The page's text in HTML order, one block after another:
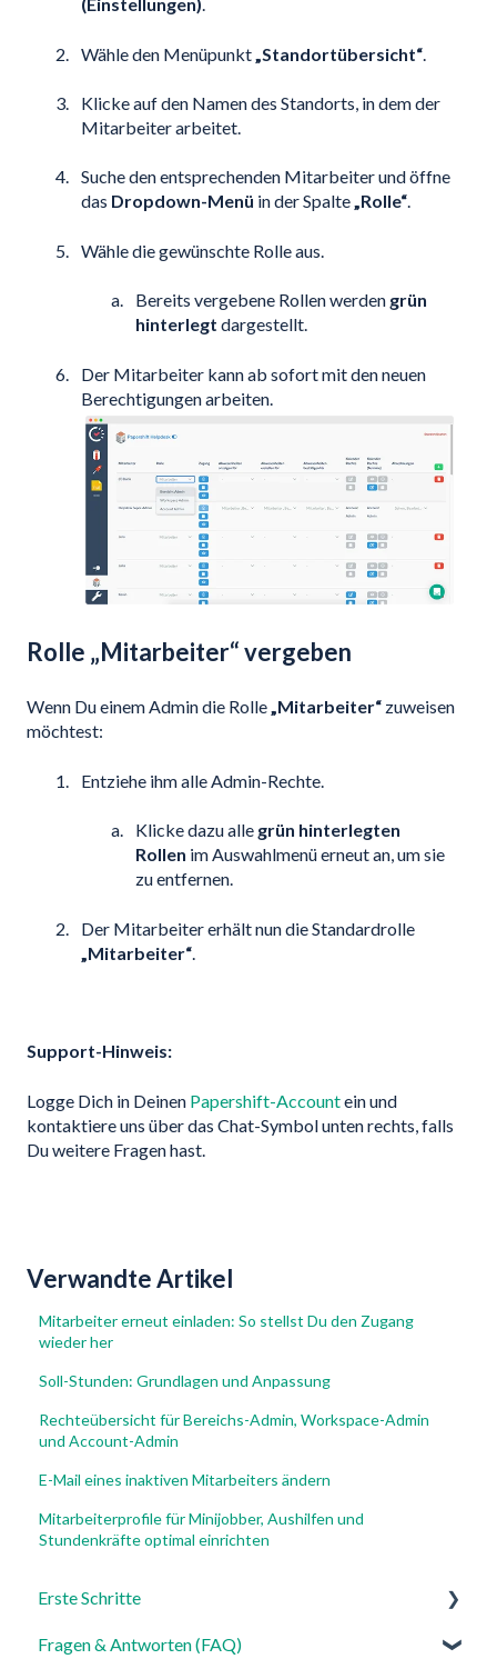
Wähle den Menüpunkt „Standortübersicht“
Klicke auf den Namen des Standorts, in dem der
Mitarbeiter arbeitet.
Suche den entsprechenden Mitarbeiter und öffne
das Dropdown-Menü in der Spalte„Rolle“.
Wähle die gewünschte Rolle aus.
Bereits vergebene Rollen werden grün
hinterlegt dargestellt.
Der Mitarbeiter kann ab sofort mit den neuen
Berechtigungen arbeiten.
Rolle „Mitarbeiter“ vergeben
Wenn Du einem Admin die Rolle„Mitarbeiter“ zuweisen
möchtest:
Entziehe ihm alle Admin-Rechte.
Klicke dazu alle grün hinterlegten
Rollen im Auswahlmenü erneut an, um sie
zu entfernen.
Der Mitarbeiter erhält nun die Standardrolle
„Mitarbeiter“
Support-Hinweis:
Logge Dich in Deinen Papershift-Accountein und
kontaktiere uns über das Chat-Symbol unten rechts, falls
Du weitere Fragen hast.
Verwandte Artikel
Mitarbeiter erneut einladen: So stellst Du den Zugang
wieder her
Soll-Stunden: Grundlagen und Anpassung
Rechteübersicht für Bereichs-Admin, Workspace-Admin
und Account-Admin
E-Mail eines inaktiven Mitarbeiters ändern
Mitarbeiterprofile für Minijobber, Aushilfen und
Stundenkräfte optimal einrichten
Erste Schritte
Für Admins
Fragen & Antworten (FAQ)